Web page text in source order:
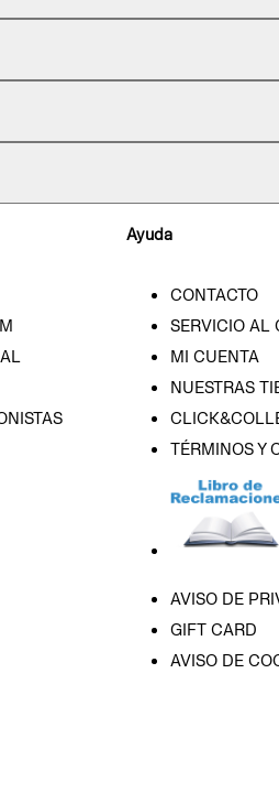
Ayuda
CONTACTO
SERVICIO AL
MI CUENTA
NUESTRAS
TÉRMINOS Y
AVISO DE
GIFT CARD
AVISO DE